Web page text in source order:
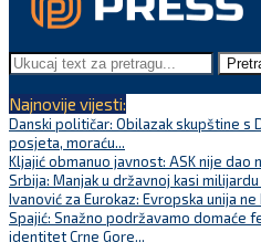
Najnovije vijesti:
Danski političar: Obilazak skupštine s
posjeta, moraću...
Kljajić obmanuo javnost: ASK nije dao
Srbija: Manjak u državnoj kasi
Ivanović za Eurokaz: Evropska unija
Spajić: Snažno podržavamo domaće
identitet Crne Gore...